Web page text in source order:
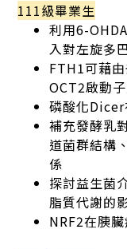
111級畢業生
利用6-
入對左旋多
FTH1可藉
OCT2啟動
磷酸化Dicer
補充發酵乳
道菌群結構
係
探討益生菌
脂質代謝的
NRF2在胰